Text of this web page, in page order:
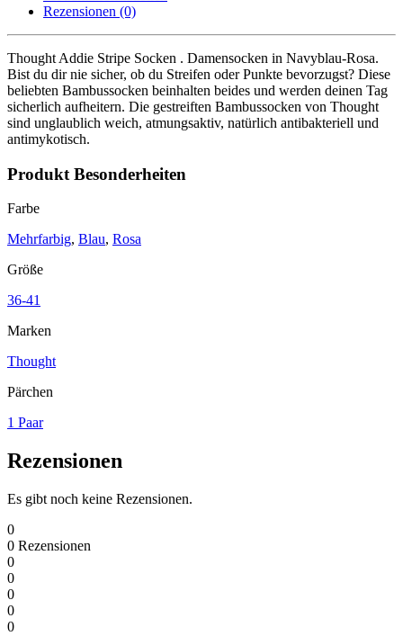
Rezensionen (0)
Thought Addie Stripe Socken . Damensocken in Navyblau-Rosa.
Bist du dir nie sicher, ob du Streifen oder Punkte bevorzugst? Diese
beliebten Bambussocken beinhalten beides und werden deinen Tag
sicherlich aufheitern. Die gestreiften Bambussocken von Thought
sind unglaublich weich, atmungsaktiv, natürlich antibakteriell und
antimykotisch.
Produkt Besonderheiten
Farbe
Mehrfarbig, Blau, Rosa
Größe
36-41
Marken
Thought
Pärchen
1 Paar
Rezensionen
Es gibt noch keine Rezensionen.
0
0 Rezensionen
0
0
0
0
0